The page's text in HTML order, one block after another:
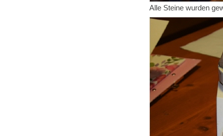
Alle Steine wurden